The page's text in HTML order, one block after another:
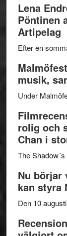
Lena
Pöntinen
Artipelag
Efter en
musik,
Under
rolig och
Chan i
The
Nu börjar
kan styra
Den 10